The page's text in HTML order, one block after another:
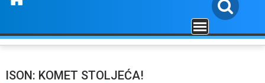
ISON: KOMET STOLJEĆA!